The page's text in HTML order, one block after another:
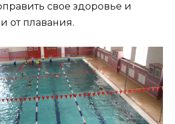
свое здоровье и
от плавания.